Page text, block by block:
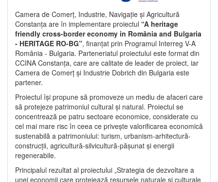
Camera de Comerț, Industrie, Navigație și Agricultură
Constanța are în implementare proiectul “A heritage
friendly cross-border economy in România and Bulgaria
- HERITAGE RO-BG”, finanțat prin Programul Interreg V-A
România - Bulgaria. Parteneriatul proiectului este format din
CCINA Constanța, care are calitate de leader de proiect, iar
Camera de Comerț și Industrie Dobrich din Bulgaria este
partener.
Proiectul își propune să promoveze un mediu de afaceri care
să protejeze patrimoniul cultural și natural. Proiectul se
concentrează pe patru sectoare economice, considerate cu
cel mai mare risc în ceea ce privește valorificarea economică
sustenabilă a patrimoniului: turism, urbanism-arhitectură-
construcții, agricultură-silvicultură-pășunat și energii
regenerabile.
Principalul rezultat al proiectului „Strategia de dezvoltare a
unei economii care protejează resursele naturale și culturale